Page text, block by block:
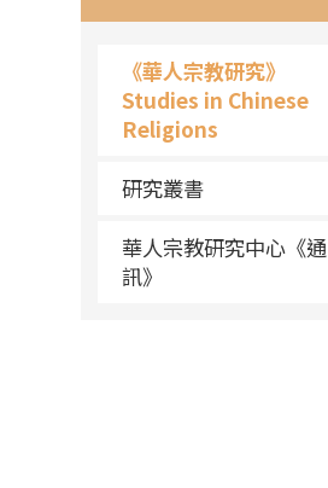
《華人宗教研究》
Studies in Chinese
Religions
研究叢書
華人宗教研究中心《通
訊》